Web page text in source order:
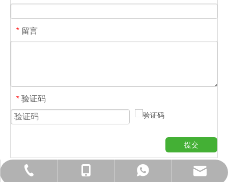
+ 86-28-82550498
+ 86-19102685862
+ 86-19102685862
sales@pu-kang.com
* 留言
* 验证码
提交